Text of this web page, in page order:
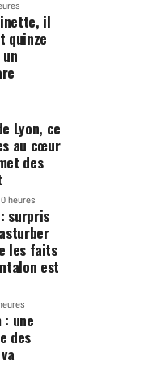
il
quinze
Lyon, ce
au cœur
des
heures
surpris
les faits
est
: une
des